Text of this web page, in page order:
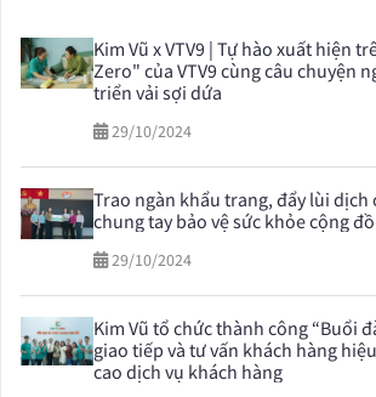
Kim Vũ x VTV9 | Tự hào xuất hiện
Zero" của VTV9 cùng câu chuyện
triển vải sợi dứa
29/10/2024
Trao ngàn khẩu trang, đẩy lùi dịch
chung tay bảo vệ sức khỏe cộng
29/10/2024
Kim Vũ tổ chức thành công “Buổi
giao tiếp và tư vấn khách hàng
cao dịch vụ khách hàng